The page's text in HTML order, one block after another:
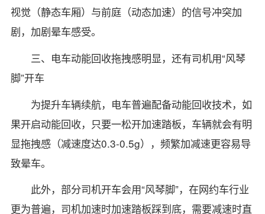
视觉（静态车厢）与前庭（动态加速）的信号冲突加
剧，加剧晕车感受。
三、电车动能回收拖拽感明显，还有司机用“风琴
脚”开车
为提升车辆续航，电车普遍配备动能回收技术，如
果开启动能回收，只要一松开加速踏板，车辆就会有明
显拖拽感（减速度达0.3-0.5g），频繁加减速更容易导
致晕车。
此外，部分司机开车会用“风琴脚”，在网约车行业
更为普遍，司机加速时加速踏板踩到底，需要减速时直